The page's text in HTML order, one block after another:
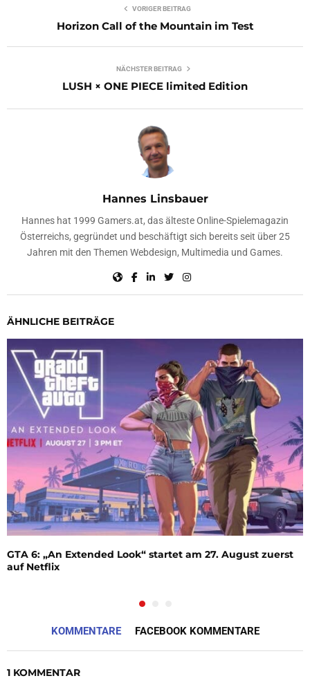
VORIGER BEITRAG
Horizon Call of the Mountain im Test
NÄCHSTER BEITRAG
LUSH × ONE PIECE limited Edition
Hannes Linsbauer
Hannes hat 1999 Gamers.at, das älteste Online-Spielemagazin
Österreichs, gegründet und beschäftigt sich bereits seit über 25
Jahren mit den Themen Webdesign, Multimedia und Games.
ÄHNLICHE BEITRÄGE
GTA 6: „An Extended Look“ startet am 27. August zuerst
auf Netflix
KOMMENTARE FACEBOOK KOMMENTARE
1 KOMMENTAR